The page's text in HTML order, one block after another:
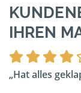
IHREN
Hat alles